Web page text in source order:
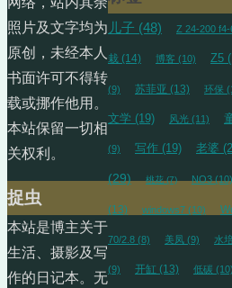
儿子 (48) Z 24-200 f4-
栽 (14) 博客 (10) Z5
(9) 苏菲亚 (13) 环保
文学 (19) 风光 (11)
(9) 写作 (19) 老婆
(29) 桃花(7) NO3(10)
(13) windows7 (10)
70/2.8 (8) 美凤 (9) 水培
(9) 开缸 (13) 低碳 (10)
照片及文字均为
原创，未经本人
书面许可不得转
载或挪作他用。
本站保留一切相
关权利。
捉虫
本站是博主关于
生活、摄影及写
作的日记本。无